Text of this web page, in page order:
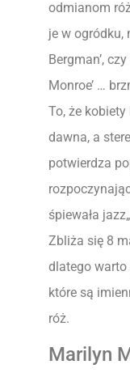
odmianom
je w ogródku,
Bergman’,
Monroe’ …
To, że
dawna, a
potwierdza
śpiewała
Zbliża się 8
dlatego warto
które są
róż.
Marilyn